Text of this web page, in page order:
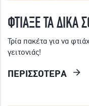
ΦΤΙΑΞΕ ΤΑ ΔΙΚΑ
Τρία πακέτα για να
γειτονιάς!
ΠΕΡΙΣΣΟΤΕΡΑ